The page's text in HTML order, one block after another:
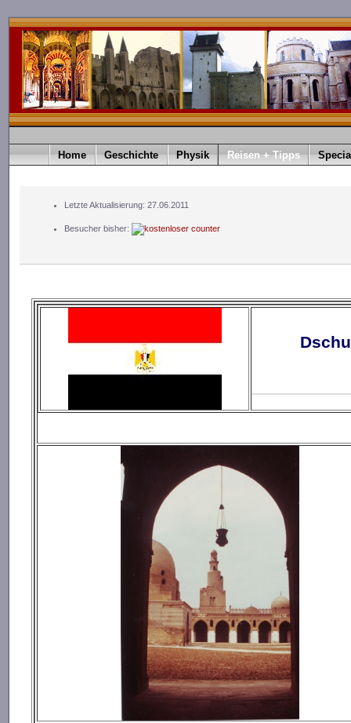
Home Geschichte Physik Reisen + Tipps
Letzte Aktualisierung: 27.06.2011
Besucher bisher: